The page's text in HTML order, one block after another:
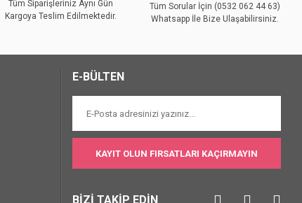
Tüm Siparişleriniz Aynı Gün
Kargoya Teslim Edilmektedir.
Tüm Sorular İçin (0532 062 44 63)
Whatsapp İle Bize Ulaşabilirsiniz.
E-BÜLTEN
KAYIT OLUN FIRSATLARI KAÇIRMAYIN
BİZİ TAKİP EDİN